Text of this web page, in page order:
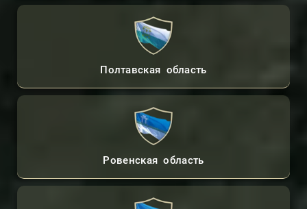
Полтавская область
Ровенская область